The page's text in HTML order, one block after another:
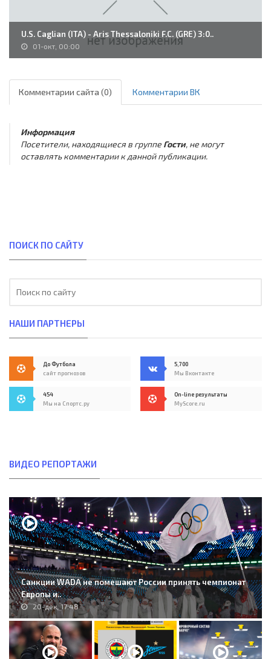
U.S. Caglian (ITA) - Aris Thessaloniki F.C. (GRE) 3:0..
01-окт, 00:00
Комментарии сайта (0) Комментарии ВК
Информация
Посетители, находящиеся в группе Гости, не могут
оставлять комментарии к данной публикации.
ПОИСК ПО САЙТУ
НАШИ ПАРТНЕРЫ
До Футбола
сайт прогнозов
5,700
Мы Вконтакте
454
Мы на Спортс.ру
On-line результаты
MyScore.ru
ВИДЕО РЕПОРТАЖИ
Санкции WADA не помешают России принять чемпионат
Европы и..
20-дек, 17:48